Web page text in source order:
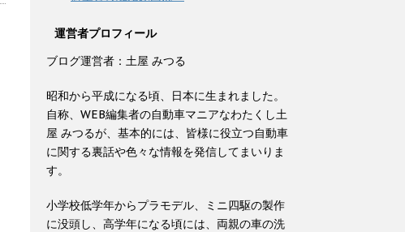
運営者プロフィール
ブログ運営者：土屋 みつる
昭和から平成になる頃、日本に生まれました。
自称、WEB編集者の自動車マニアなわたくし土
屋 みつるが、基本的には、皆様に役立つ自動車
に関する裏話や色々な情報を発信してまいりま
す。
小学校低学年からプラモデル、ミニ四駆の製作
に没頭し、高学年になる頃には、両親の車の洗